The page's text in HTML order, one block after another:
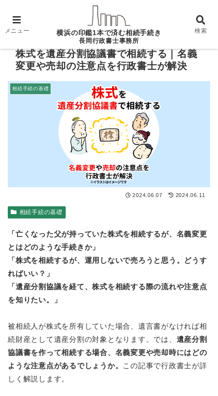
ホーム 相続手続の基礎
株式を遺産分割協議書で相
続する｜名義変更や売却の注意点を行政書士が解決
株式を遺産分割協議書で相続する｜名義
変更や売却の注意点を行政書士が解決
相続手続の基礎
2024.06.07 2024.06.11
相続手続の基礎
「亡くなった父が持っていた株式を相続するが、名義変更
とはどのような手続きか」
「株式を相続するが、運用しないで売ろうと思う。どうす
ればいい？」
「遺産分割協議を経て、株式を相続する際の流れや注意点
を知りたい。」
被相続人が株式を所有していた場合、遺言書がなければ相
続財産として遺産分割の対象となります。では、 遺産分割
協議書を作って相続する場合、名義変更や売却時にはどの
ような注意点があるでしょうか。
この記事で行政書士が詳
しく解説します。
メニュー 横浜の印鑑1本で済む相続手続き
長岡行政書士事務所
検索